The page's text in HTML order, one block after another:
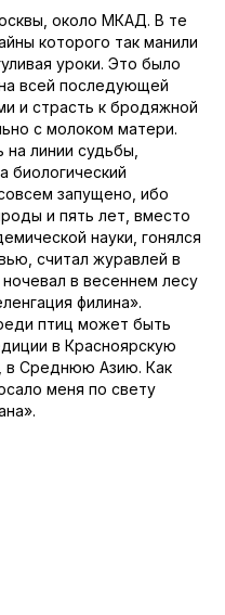
около МКАД. В те
которого так манили
уроки. Это было
всей последующей
и страсть к бродяжной
с молоком матери.
линии судьбы,
биологический
запущено, ибо
и пять лет, вместо
науки, гонялся
считал журавлей в
в весеннем лесу
филина».
птиц может быть
в Красноярскую
в Среднюю Азию. Как
меня по свету